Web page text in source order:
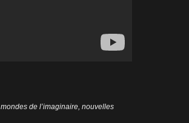
mondes de l’imaginaire, nouvelles